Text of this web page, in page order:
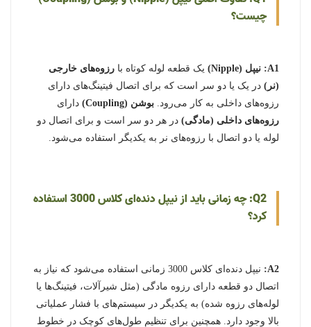
چیست؟
A1: نیپل (Nipple) یک قطعه لوله کوتاه با رزوه‌های خارجی
(نر) در یک یا دو سر است که برای اتصال فیتینگ‌های دارای
رزوه‌های داخلی به کار می‌رود. بوشن (Coupling)
دارای
رزوه‌های داخلی (مادگی) در هر دو سر است و برای اتصال دو
لوله یا دو اتصال با رزوه‌های نر به یکدیگر استفاده می‌شود.
Q2: چه زمانی باید از نیپل دنده‌ای کلاس 3000 استفاده
کرد؟
A2:
نیپل دنده‌ای کلاس 3000 زمانی استفاده می‌شود که نیاز به
اتصال دو قطعه دارای رزوه مادگی (مثل شیرآلات، فیتینگ‌ها یا
لوله‌های رزوه شده) به یکدیگر در سیستم‌های با فشار عملیاتی
بالا وجود دارد. همچنین برای تنظیم طول‌های کوچک در خطوط